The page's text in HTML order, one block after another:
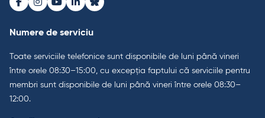
Facebook
Instagram
Youtube
LinkedInBluesky
Numere de serviciu
Toate serviciile telefonice sunt disponibile de luni până vineri
între orele 08:30–15:00, cu excepția faptului că serviciile pentru
membri sunt disponibile de luni până vineri între orele 08:30–
12:00.